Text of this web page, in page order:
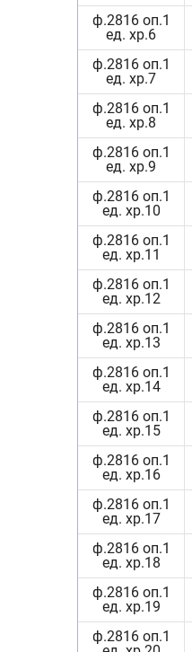
ф.2816 оп.1
ед. хр.6
ф.2816 оп.1
ед. хр.7
ф.2816 оп.1
ед. хр.8
ф.2816 оп.1
ед. хр.9
ф.2816 оп.1
ед. хр.10
ф.2816 оп.1
ед. хр.11
ф.2816 оп.1
ед. хр.12
ф.2816 оп.1
ед. хр.13
ф.2816 оп.1
ед. хр.14
ф.2816 оп.1
ед. хр.15
ф.2816 оп.1
ед. хр.16
ф.2816 оп.1
ед. хр.17
ф.2816 оп.1
ед. хр.18
ф.2816 оп.1
ед. хр.19
ф.2816 оп.1